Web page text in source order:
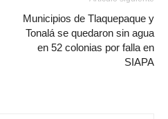
Municipios de Tlaquepaque y
Tonalá se quedaron sin agua
en 52 colonias por falla en
SIAPA